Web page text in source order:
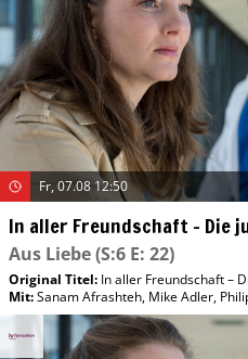
Fr, 07.08 12:50
In aller Freundschaft – Die
Aus Liebe(S:6 E: 22)
Original Titel: In aller Freundschaft –
Mit:Sanam Afrashteh, Mike Adler,